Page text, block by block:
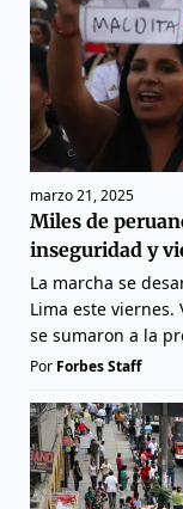
marzo 21, 2025
Miles de
inseguridad y
La marcha se
Lima este
se sumaron a la
Por Forbes Staff